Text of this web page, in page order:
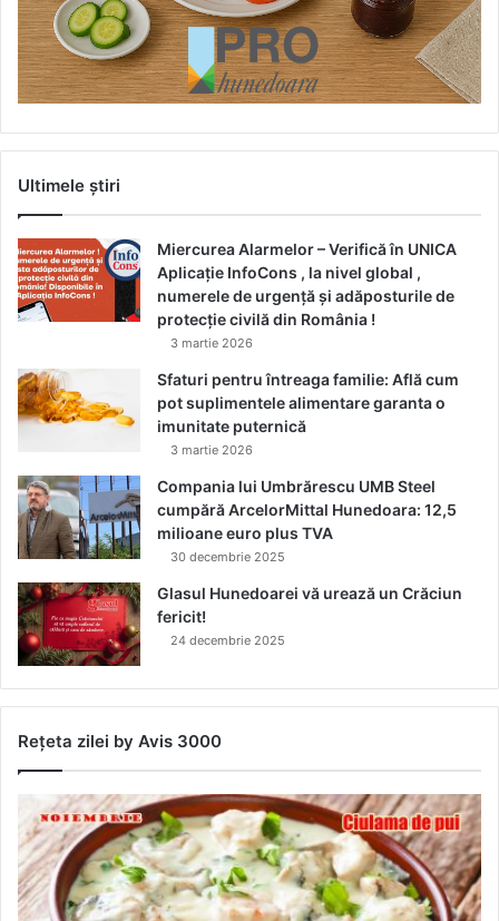
Ultimele știri
Miercurea Alarmelor – Verifică în UNICA
Aplicație InfoCons , la nivel global ,
numerele de urgență și adăposturile de
protecție civilă din România !
3 martie 2026
Sfaturi pentru întreaga familie: Află cum
pot suplimentele alimentare garanta o
imunitate puternică
3 martie 2026
Compania lui Umbrărescu UMB Steel
cumpără ArcelorMittal Hunedoara: 12,5
milioane euro plus TVA
30 decembrie 2025
Glasul Hunedoarei vă urează un Crăciun
fericit!
24 decembrie 2025
Rețeta zilei by Avis 3000